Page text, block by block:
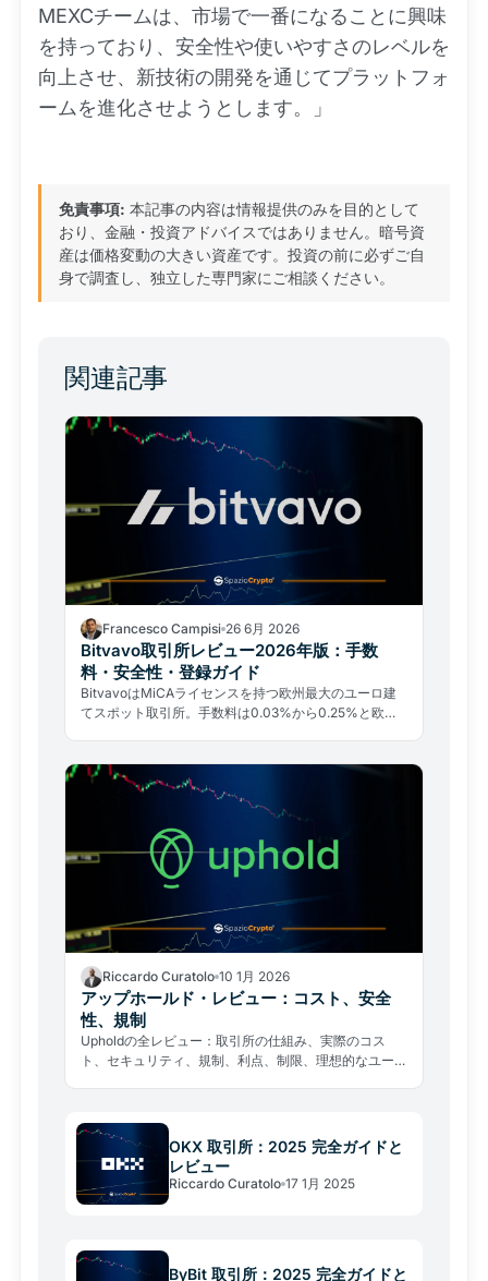
MEXCチームは、市場で一番になることに興味
を持っており、安全性や使いやすさのレベルを
向上させ、新技術の開発を通じてプラットフォ
ームを進化させようとします。」
免責事項: 本記事の内容は情報提供のみを目的として
おり、金融・投資アドバイスではありません。暗号資
産は価格変動の大きい資産です。投資の前に必ずご自
身で調査し、独立した専門家にご相談ください。
関連記事
Francesco Campisi 26 6月 2026
Bitvavo取引所レビュー2026年版：手数
料・安全性・登録ガイド
BitvavoはMiCAライセンスを持つ欧州最大のユーロ建
てスポット取引所。手数料は0.03%から0.25%と欧州
Riccardo Curatolo 10 1月 2026
アップホールド・レビュー：コスト、安全
性、規制
Upholdの全レビュー：取引所の仕組み、実際のコス
ト、セキュリティ、規制、利点、制限、理想的なユーザ
OKX 取引所：2025 完全ガイドと
レビュー
Riccardo Curatolo 17 1月 2025
ByBit 取引所：2025 完全ガイドと